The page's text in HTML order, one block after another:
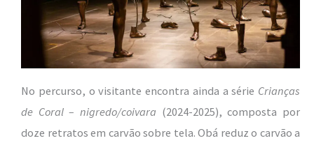
No percurso, o visitante encontra ainda a série Crianças
de Coral – nigredo/coivara (2024-2025), composta por
doze retratos em carvão sobre tela. Obá reduz o carvão a